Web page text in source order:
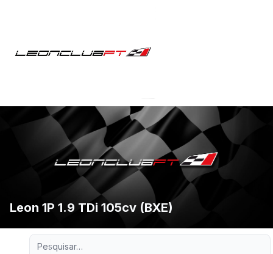
Leon 1P 1.9 TDi 105cv (BXE)
Pesquisa avançada